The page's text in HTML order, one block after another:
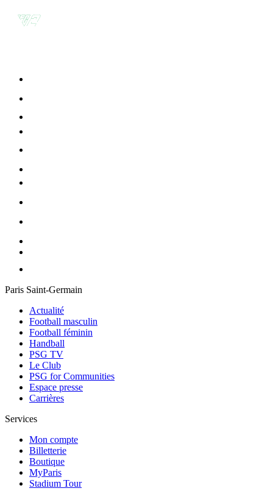
Paris Saint-Germain
Actualité
Football masculin
Football féminin
Handball
PSG TV
Le Club
PSG for Communities
Espace presse
Carrières
Services
Mon compte
Billetterie
Boutique
MyParis
Stadium Tour